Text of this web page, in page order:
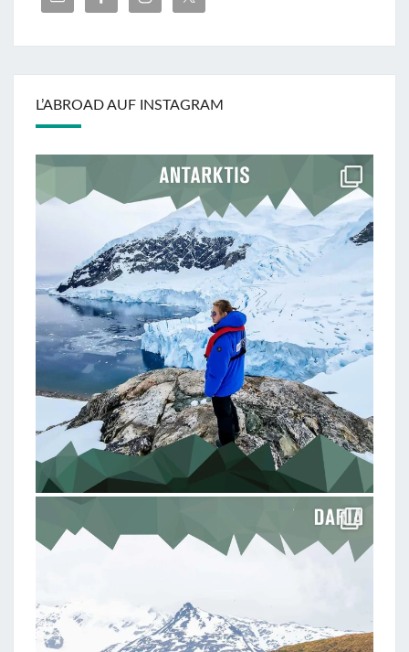
L’ABROAD AUF INSTAGRAM